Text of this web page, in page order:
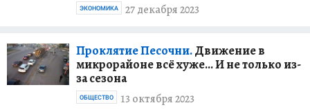
27 декабря 2023
ЭКОНОМИКА
Проклятие Песочни.Движение в
микрорайоне всё хуже... И не только из-
за сезона
13 октября 2023
ОБЩЕСТВО